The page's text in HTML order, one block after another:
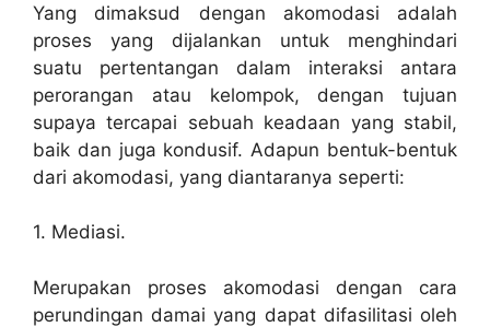
Yang dimaksud dengan akomodasi adalah
proses yang dijalankan untuk menghindari
suatu pertentangan dalam interaksi antara
perorangan atau kelompok, dengan tujuan
supaya tercapai sebuah keadaan yang stabil,
baik dan juga kondusif. Adapun bentuk-bentuk
dari akomodasi, yang diantaranya seperti:
1. Mediasi.
Merupakan proses akomodasi dengan cara
perundingan damai yang dapat difasilitasi oleh